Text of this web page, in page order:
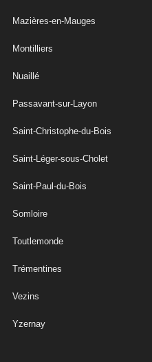
Mazières-en-Mauges
Montilliers
Nuaillé
Passavant-sur-Layon
Saint-Christophe-du-Bois
Saint-Léger-sous-Cholet
Saint-Paul-du-Bois
Somloire
Toutlemonde
Trémentines
Vezins
Yzernay